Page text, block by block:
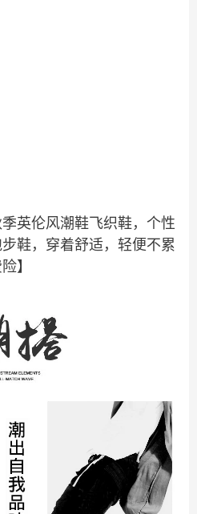
英伦风潮鞋飞织鞋，个性
鞋，穿着舒适，轻便不累
】